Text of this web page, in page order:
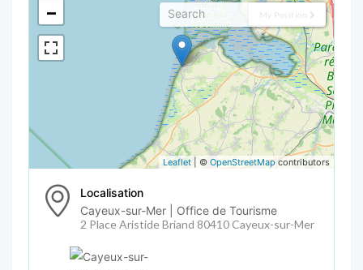
My Position
−
Leaflet | © OpenStreetMapcontributors
Localisation
Cayeux-sur-Mer | Office de Tourisme
2 Place Aristide Briand 80410 Cayeux-sur-Mer